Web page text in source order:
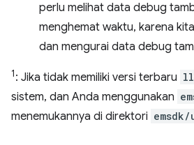
perlu melihat data debug
menghemat waktu, karena
dan mengurai data debug
1: Jika tidak memiliki versi terbaru
sistem, dan Anda menggunakan
menemukannya di direktori